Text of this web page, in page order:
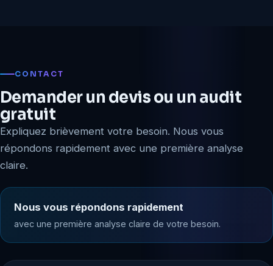
CONTACT
Demander un devis ou un audit
gratuit
Expliquez brièvement votre besoin. Nous vous
répondons rapidement avec une première analyse
claire.
Nous vous répondons rapidement
avec une première analyse claire de votre besoin.